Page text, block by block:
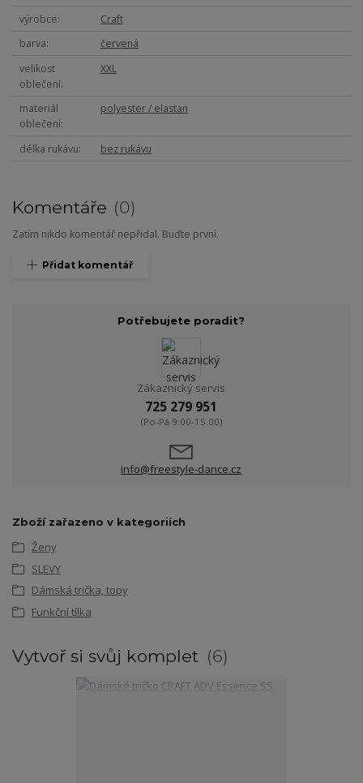
výrobce
Craft
barva
červená
velikost
oblečení
XXL
materiál
oblečení
polyester / elastan
délka rukávu bez rukávu
Komentáře 0
Zatím nikdo komentář nepřidal. Buďte první.
Přidat komentář
Potřebujete poradit?
Zákaznický servis
725 279 951
(Po-Pá 9:00-15.00)
info@freestyle-dance.cz
Zboží zařazeno v kategoriích
Ženy
SLEVY
Dámská trička, topy
Funkční tílka
Vytvoř si svůj komplet 6